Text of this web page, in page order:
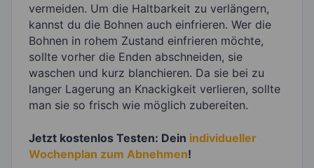
vermeiden. Um die Haltbarkeit zu verlängern,
kannst du die Bohnen auch einfrieren. Wer die
Bohnen in rohem Zustand einfrieren möchte,
sollte vorher die Enden abschneiden, sie
waschen und kurz blanchieren. Da sie bei zu
langer Lagerung an Knackigkeit verlieren, sollte
man sie so frisch wie möglich zubereiten.
Jetzt kostenlos Testen: Dein individueller
Wochenplan zum Abnehmen!